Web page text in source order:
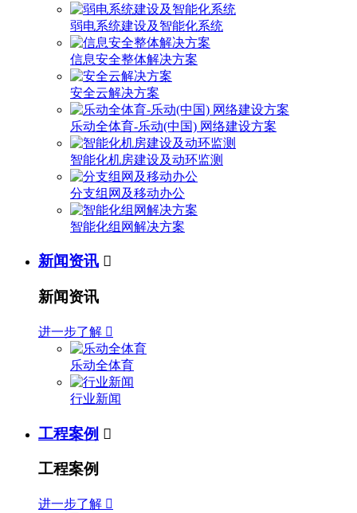
弱电系统建设及智能化系统
信息安全整体解决方案
安全云解决方案
乐动全体育-乐动(中国) 网络建设方案
智能化机房建设及动环监测
分支组网及移动办公
智能化组网解决方案
新闻资讯 
新闻资讯
进一步了解 
乐动全体育
行业新闻
工程案例 
工程案例
进一步了解 